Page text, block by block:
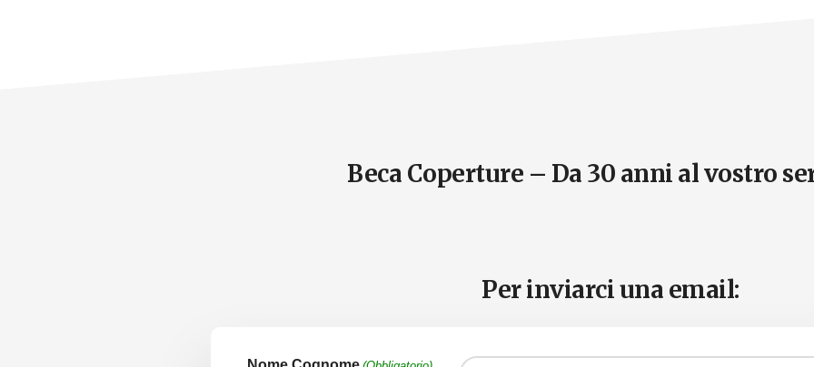
Beca Coperture – Da 30 anni al vostro
Per inviarci una email: